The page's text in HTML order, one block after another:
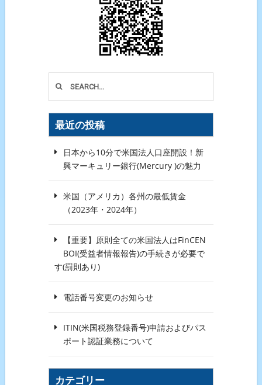
最近の投稿
日本から10分で米国法人口座開設！新
興マーキュリー銀行(Mercury )の魅力
米国（アメリカ）各州の最低賃金
（2023年・2024年）
【重要】原則全ての米国法人はFinCEN
BOI(受益者情報報告)の手続きが必要で
す(罰則あり)
電話番号変更のお知らせ
ITIN(米国税務登録番号)申請およびパス
ポート認証業務について
カテゴリー